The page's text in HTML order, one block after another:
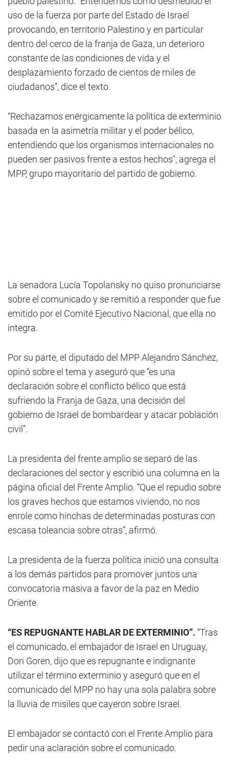
uso de la fuerza por parte del Estado de Israel
provocando, en territorio Palestino y en particular
dentro del cerco de la franja de Gaza, un deterioro
constante de las condiciones de vida y el
desplazamiento forzado de cientos de miles de
ciudadanos”, dice el texto.
“Rechazamos enérgicamente la política de exterminio
basada en la asimetría militar y el poder bélico,
entendiendo que los organismos internacionales no
pueden ser pasivos frente a estos hechos", agrega el
MPP, grupo mayoritario del partido de gobierno.
La senadora Lucía Topolansky no quiso pronunciarse
sobre el comunicado y se remitió a responder que fue
emitido por el Comité Ejecutivo Nacional, que ella no
integra.
Por su parte, el diputado del MPP Alejandro Sánchez,
opinó sobre el tema y aseguró que “es una
declaración sobre el conflicto bélico que está
sufriendo la Franja de Gaza, una decisión del
gobierno de Israel de bombardear y atacar población
civil”.
La presidenta del frente amplio se separó de las
declaraciones del sector y escribió una columna en la
página oficial del Frente Amplio. “Que el repudio sobre
los graves hechos que estamos viviendo, no nos
enrole como hinchas de determinadas posturas con
escasa toleancia sobre otras”, afirmó.
La presidenta de la fuerza política inició una consulta
a los demás partidos para promover juntos una
convocatoria masiva a favor de la paz en Medio
Oriente.
“ES REPUGNANTE HABLAR DE EXTERMINIO”. “Tras
el comunicado, el embajador de Israel en Uruguay,
Dori Goren, dijo que es repugnante e indignante
utilizar el término exterminio y aseguró que en el
comunicado del MPP no hay una sola palabra sobre
la lluvia de misiles que cayeron sobre Israel.
El embajador se contactó con el Frente Amplio para
pedir una aclaración sobre el comunicado.